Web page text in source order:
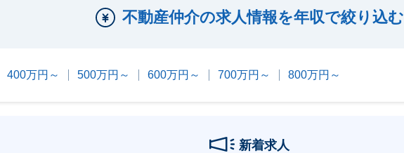
不動産仲介の求人情報を年収で絞り込む
400万円～ 500万円～ 600万円～ 700万円～ 800万円～
新着求人